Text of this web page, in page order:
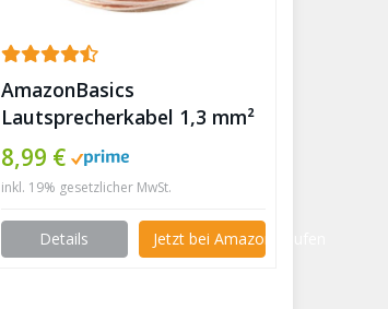
AmazonBasics
Lautsprecherkabel 1,3 mm²
/ 16 Gauge, 30,4 m (100 Fuß)
✪
8,99 €
inkl. 19% gesetzlicher MwSt.
Details Jetzt bei Amazon kaufen